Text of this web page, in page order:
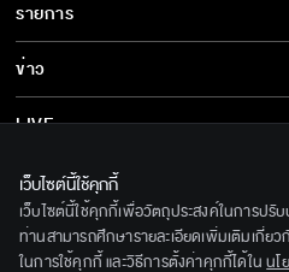
ซีรีส์นานาชาติ
การ์ตูน & เกม
รายการ
รายการทั้งหมด
ข่าว
ข่าวทั้งหมด
ข่าวประชาสัมพันธ์
LIVE
เกี่ยวกับเรา
BEC World
รู้จักเรา
ติดตามเราได้ที่
เว็บไซต์นี้ใช้คุกกี้
เว็บไซต์นี้ใช้คุกกี้เพื่อวัตถุประสงค์ในการปรั
ท่านสามารถศึกษารายละเอียดเพิ่มเติมเกี่ย
ในการใช้คุกกี้ และวิธีการตั้งค่าคุกกี้ได้ใน นโ